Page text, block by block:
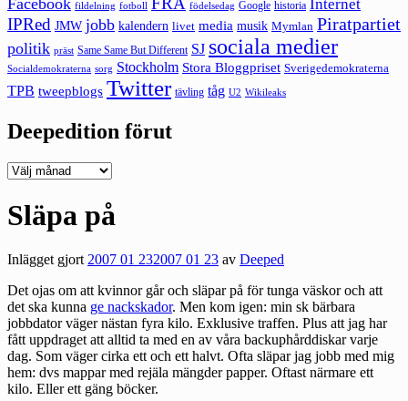
fildelning fotboll födelsedag Google historia Internet
IPRed JMW jobb kalendern livet media musik Mymlan Piratpartiet
politik präst Same Same But Different SJ sociala medier
Socialdemokraterna sorg Stockholm Stora Bloggpriset Sverigedemokraterna
TPB tweepblogs Twitter tävling tåg U2 Wikileaks
Deepedition förut
Deepedition
Släpa på
Inlägget gjort2007 01 232007 01 23 av Deeped
Det ojas om att kvinnor går och släpar på för tunga väskor och att
det ska kunna ge nackskador. Men kom igen: min sk bärbara
jobbdator väger nästan fyra kilo. Exklusive traffen. Plus att jag har
fått uppdraget att alltid ta med en av våra backuphårddiskar varje
dag. Som väger cirka ett och ett halvt. Ofta släpar jag jobb med mig
hem: dvs mappar med rejäla mängder papper. Oftast närmare ett
kilo. Eller ett gäng böcker.